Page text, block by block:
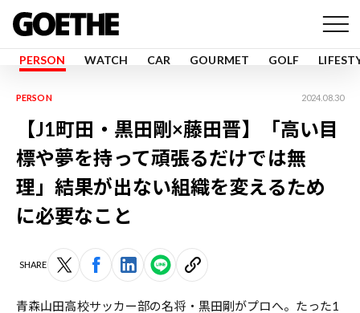
PERSON WATCH CAR GOURMET GOLF
PERSON 2024.08.30
【J1町田・黒田剛×藤田晋】「高い目
標や夢を持って頑張るだけでは無
理」結果が出ない組織を変えるため
に必要なこと
SHARE
青森山田高校サッカー部の名将・ 黒田剛がプロへ。たった1